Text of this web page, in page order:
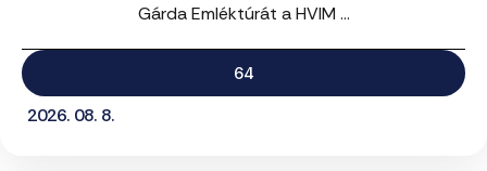
Gárda Emléktúrát a HVIM ...
64
2026. 08. 8.